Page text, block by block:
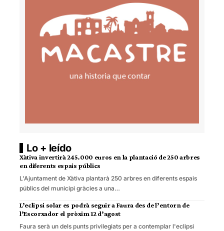
Lo + leído
Xàtiva invertirà 245.000 euros en la plantació de 250 arbres
en diferents espais públics
L'Ajuntament de Xàtiva plantarà 250 arbres en diferents espais
públics del municipi gràcies a una…
L’eclipsi solar es podrà seguir a Faura des de l’entorn de
l’Escorxador el pròxim 12 d’agost
Faura serà un dels punts privilegiats per a contemplar l'eclipsi